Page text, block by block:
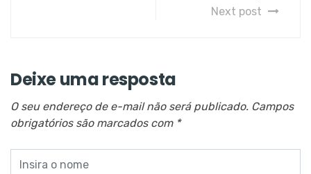
Next post
Deixe uma resposta
O seu endereço de e-mail não será publicado. Campos
obrigatórios são marcados com *